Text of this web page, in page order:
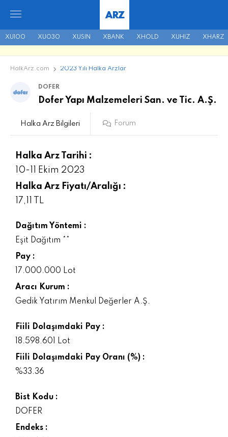
XU100 XU030 XUSIN XBANK XHOLD XUHIZ XHARZ
ARZ
HalkArz.com 2023 Yılı Halka Arzlar
DOFER
Dofer Yapı Malzemeleri San. ve Tic. A.Ş.
Halka Arz Bilgileri Forum
Halka Arz Tarihi :
10-11 Ekim 2023
Halka Arz Fiyatı/Aralığı :
17,11 TL
Dağıtım Yöntemi :
Eşit Dağıtım **
Pay :
17.000.000 Lot
Aracı Kurum :
Gedik Yatırım Menkul Değerler A.Ş.
Fiili Dolaşımdaki Pay :
18.598.601 Lot
Fiili Dolaşımdaki Pay Oranı (%) :
%33.36
Bist Kodu :
DOFER
Endeks :